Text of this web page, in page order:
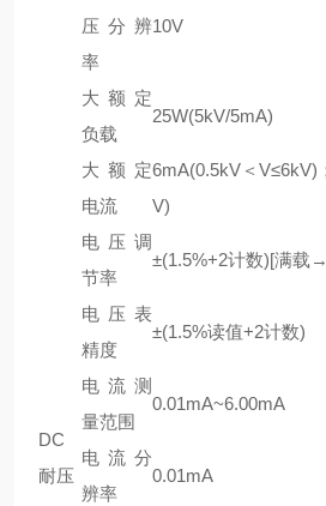
DC
耐压
压分辨
率
10V
大额定
负载
25W(5kV/5mA)
大额定
电流
6mA(0.5kV＜V≤6kV)
V)
电压调
节率
±(1.5%+2计数)[满载
电压表
精度
±(1.5%读值+2计数)
电流测
量范围
0.01mA~6.00mA
电流分
辨率
0.01mA